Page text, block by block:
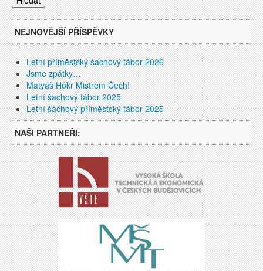
NEJNOVĚJŠÍ PŘÍSPĚVKY
Letní příměstský šachový tábor 2026
Jsme zpátky…
Matyáš Hokr Mistrem Čech!
Letní šachový tábor 2025
Letní šachový příměstský tábor 2025
NAŠI PARTNEŘI: